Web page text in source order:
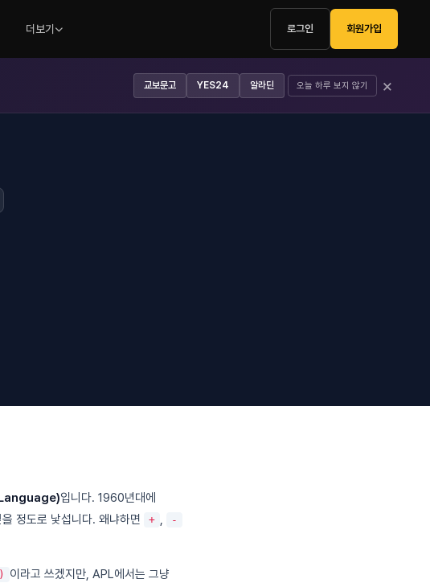
더보기 로그인 회원가입
교보문고 YES24 알라딘 오늘 하루 보지 않기 ×
입니다. 1960년대에
정도로 낯섭니다. 왜냐하면
+ -
이라고 쓰겠지만, APL에서는 그냥